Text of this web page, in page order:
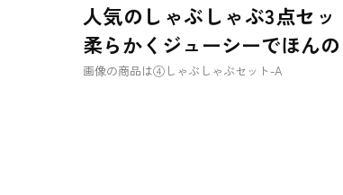
人気のしゃぶしゃぶ3点セッ
柔らかくジューシーでほん
画像の商品は④しゃぶしゃぶセット-A